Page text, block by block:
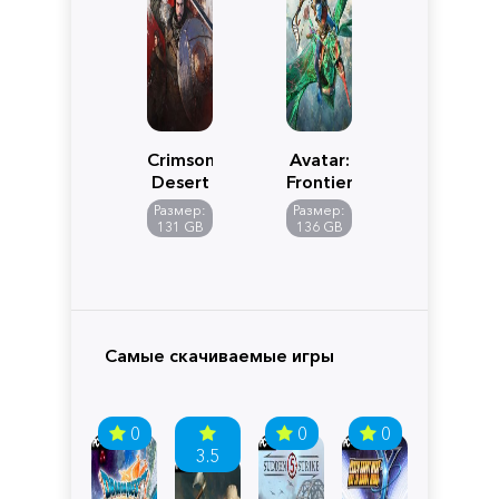
Crimson
Desert
Размер:
131 GB
Avatar:
Frontiers
of
Pandora
Размер:
136 GB
Самые скачиваемые игры
0
3.5
0 0